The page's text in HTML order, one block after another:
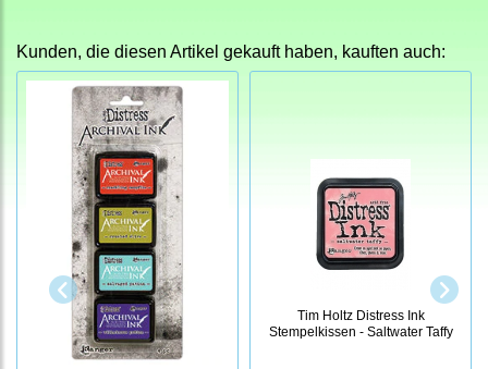
Kunden, die diesen Artikel gekauft haben, kauften auch:
Tim Holtz Distress Ink
Stempelkissen - Saltwater Taffy